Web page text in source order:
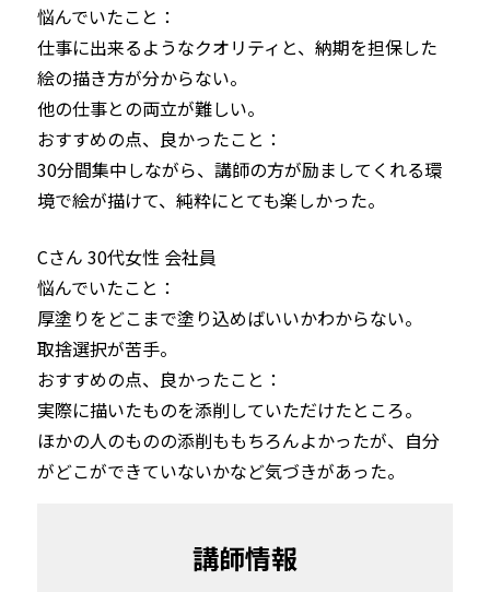
悩んでいたこと：
仕事に出来るようなクオリティと、納期を担保した
絵の描き方が分からない。
他の仕事との両立が難しい。
おすすめの点、良かったこと：
30分間集中しながら、講師の方が励ましてくれる環
境で絵が描けて、純粋にとても楽しかった。
Cさん 30代女性 会社員
悩んでいたこと：
厚塗りをどこまで塗り込めばいいかわからない。
取捨選択が苦手。
おすすめの点、良かったこと：
実際に描いたものを添削していただけたところ。
ほかの人のものの添削ももちろんよかったが、自分
がどこができていないかなど気づきがあった。
講師情報